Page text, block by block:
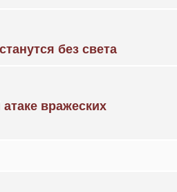
без света
вражеских